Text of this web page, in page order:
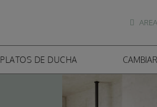
PLATOS DE DUCHA